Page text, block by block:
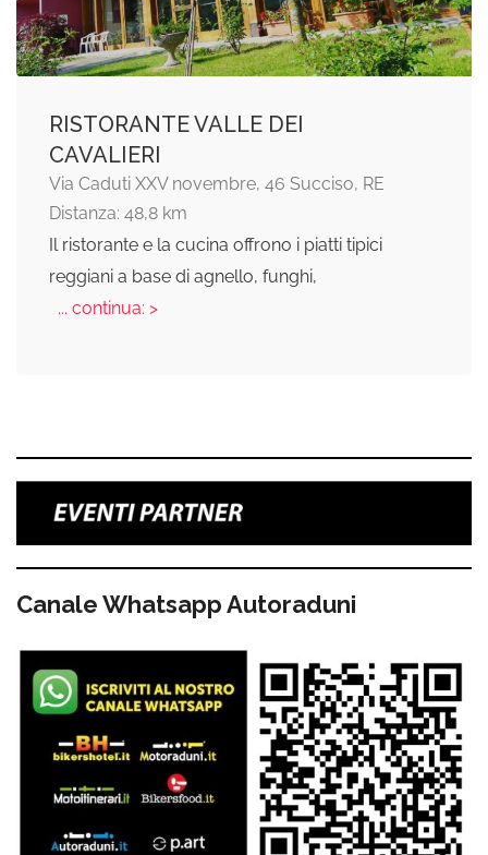
RISTORANTE VALLE DEI
CAVALIERI
Via Caduti XXV novembre, 46 Succiso, RE
Distanza: 48,8 km
Il ristorante e la cucina offrono i piatti tipici
reggiani a base di agnello, funghi,
... continua: >
Canale Whatsapp Autoraduni